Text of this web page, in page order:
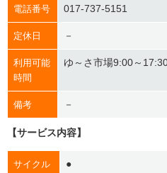
電話番号 017-737-5151
定休日 －
利用可能
時間
ゆ～さ市場9:00～
備考 －
【サービス内容】
サイクル
●